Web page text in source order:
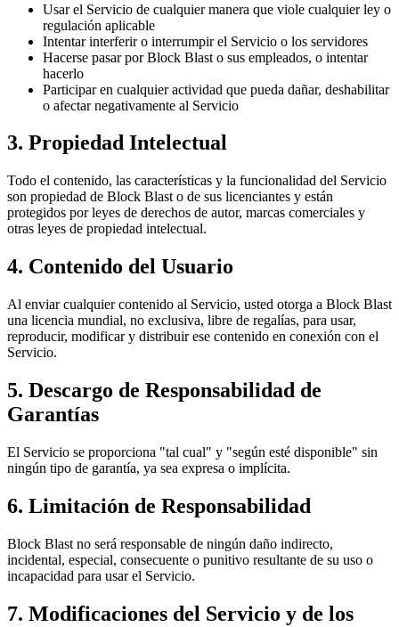
Usar el Servicio de cualquier manera que viole cualquier ley o
regulación aplicable
Intentar interferir o interrumpir el Servicio o los servidores
Hacerse pasar por Block Blast o sus empleados, o intentar
hacerlo
Participar en cualquier actividad que pueda dañar, deshabilitar
o afectar negativamente al Servicio
3. Propiedad Intelectual
Todo el contenido, las características y la funcionalidad del Servicio
son propiedad de Block Blast o de sus licenciantes y están
protegidos por leyes de derechos de autor, marcas comerciales y
otras leyes de propiedad intelectual.
4. Contenido del Usuario
Al enviar cualquier contenido al Servicio, usted otorga a Block Blast
una licencia mundial, no exclusiva, libre de regalías, para usar,
reproducir, modificar y distribuir ese contenido en conexión con el
Servicio.
5. Descargo de Responsabilidad de
Garantías
El Servicio se proporciona "tal cual" y "según esté disponible" sin
ningún tipo de garantía, ya sea expresa o implícita.
6. Limitación de Responsabilidad
Block Blast no será responsable de ningún daño indirecto,
incidental, especial, consecuente o punitivo resultante de su uso o
incapacidad para usar el Servicio.
7. Modificaciones del Servicio y de los